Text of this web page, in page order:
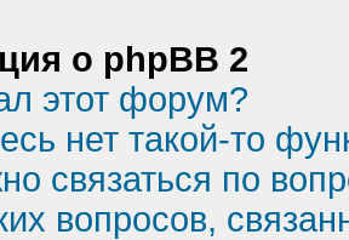
о phpBB 2
этот форум?
нет такой-то
связаться по
вопросов,